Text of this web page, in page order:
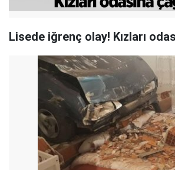
Lisede iğrenç olay! Kızları